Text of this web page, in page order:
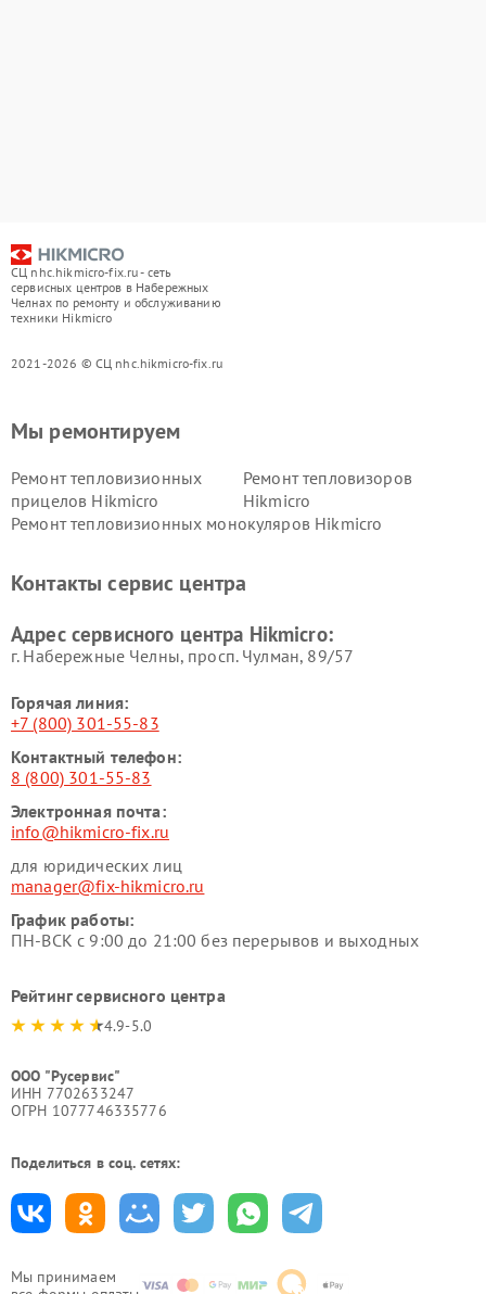
СЦ nhc.hikmicro-fix.ru - сеть
сервисных центров в Набережных
Челнах по ремонту и обслуживанию
техники Hikmicro
2021-2026 © СЦ nhc.hikmicro-fix.ru
Мы принимаем
Мы ремонтируем
Ремонт тепловизионных
прицелов Hikmicro
Ремонт тепловизоров
Hikmicro
Ремонт тепловизионных монокуляров Hikmicro
Контакты сервис центра
Адрес сервисного центра Hikmicro:
г. Набережные Челны, просп. Чулман, 89/57
Горячая линия:
+7 (800) 301-55-83
Контактный телефон:
8 (800) 301-55-83
Электронная почта:
info@hikmicro-fix.ru
для юридических лиц
manager@fix-hikmicro.ru
График работы:
ПН-ВСК с 9:00 до 21:00 без перерывов и выходных
Рейтинг сервисного центра
4.9-5.0
ООО "Русервис"
ИНН 7702633247
ОГРН 1077746335776
Поделиться в соц. сетях: